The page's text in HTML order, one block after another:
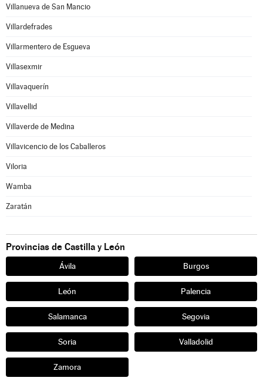
Villanueva de San Mancio
Villardefrades
Villarmentero de Esgueva
Villasexmir
Villavaquerín
Villavellid
Villaverde de Medina
Villavicencio de los Caballeros
Viloria
Wamba
Zaratán
Provincias de Castilla y León
Ávila Burgos
León Palencia
Salamanca Segovia
Soria Valladolid
Zamora